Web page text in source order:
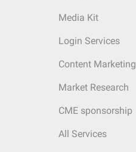
Media Kit
Login Services
Content Marketing
Market Research
CME sponsorship
All Services